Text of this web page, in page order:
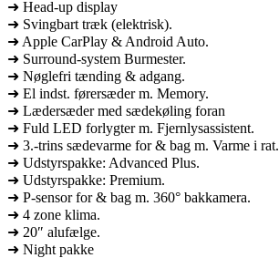
➜ Head-up display
➜ Svingbart træk (elektrisk).
➜ Apple CarPlay & Android Auto.
➜ Surround-system Burmester.
➜ Nøglefri tænding & adgang.
➜ El indst. førersæder m. Memory.
➜ Lædersæder med sædekøling foran
➜ Fuld LED forlygter m. Fjernlysassistent.
➜ 3.-trins sædevarme for & bag m. Varme i rat.
➜ Udstyrspakke: Advanced Plus.
➜ Udstyrspakke: Premium.
➜ P-sensor for & bag m. 360° bakkamera.
➜ 4 zone klima.
➜ 20″ alufælge.
➜ Night pakke